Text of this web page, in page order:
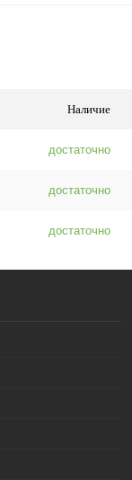
Наличие
достаточно
достаточно
достаточно